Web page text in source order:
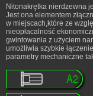
Nitonakrętka nierdzewna
Jest ona elementem
w miejscach,które ze
nieopłacalność
gwintowania z użyciem
umożliwia szybkie
parametry mechaniczne